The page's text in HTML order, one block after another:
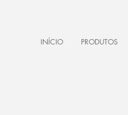
INÍCIO PRODUTOS